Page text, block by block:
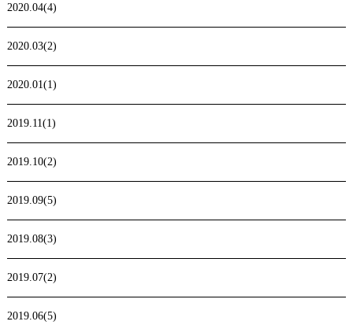
2020.04(4)
2020.03(2)
2020.01(1)
2019.11(1)
2019.10(2)
2019.09(5)
2019.08(3)
2019.07(2)
2019.06(5)